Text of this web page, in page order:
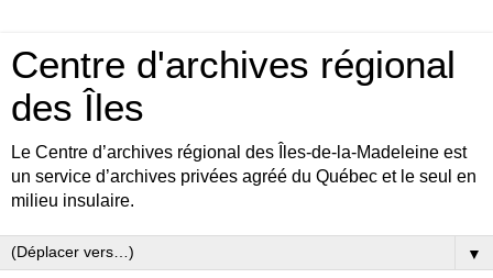
Centre d'archives régional
des Îles
Le Centre d’archives régional des Îles-de-la-Madeleine est
un service d’archives privées agréé du Québec et le seul en
milieu insulaire.
▼